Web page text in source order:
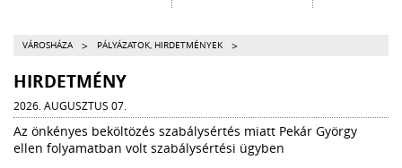
VÁROSHÁZA > PÁLYÁZATOK, HIRDETMÉNYEK >
HIRDETMÉNY
2026. AUGUSZTUS 07.
Az önkényes beköltözés szabálysértés miatt Pekár György
ellen folyamatban volt szabálysértési ügyben